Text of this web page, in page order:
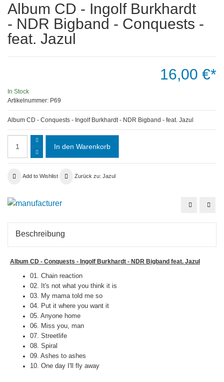
Album CD - Ingolf Burkhardt
- NDR Bigband - Conquests -
feat. Jazul
16,00 €*
In Stock
Artikelnummer: P69
Album CD - Conquests - Ingolf Burkhardt - NDR Bigband - feat. Jazul
Add to Wishlist Zurück zu: Jazul
Album
Jazul
Life
Beschreibung
Album CD - Conquests - Ingolf Burkhardt - NDR Bigband feat. Jazul
01.
Chain reaction
02.
It's not what you think it is
03.
My mama told me so
04.
Put it where you want it
05. Anyone home
06.
Miss you, man
07. Streetlife
08. Spiral
09. Ashes to ashes
10. One day I'll fly away